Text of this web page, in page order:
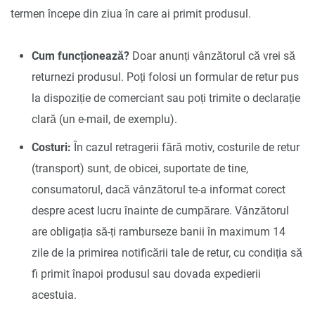
termen începe din ziua în care ai primit produsul.
Cum funcționează? Doar anunți vânzătorul că vrei să
returnezi produsul. Poți folosi un formular de retur pus
la dispoziție de comerciant sau poți trimite o declarație
clară (un e-mail, de exemplu).
Costuri: În cazul retragerii fără motiv, costurile de retur
(transport) sunt, de obicei, suportate de tine,
consumatorul, dacă vânzătorul te-a informat corect
despre acest lucru înainte de cumpărare. Vânzătorul
are obligația să-ți ramburseze banii în maximum 14
zile de la primirea notificării tale de retur, cu condiția să
fi primit înapoi produsul sau dovada expedierii
acestuia.